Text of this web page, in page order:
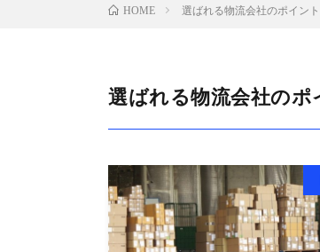
HOME 選ばれる物流会社のポイン
選ばれる物流会社の